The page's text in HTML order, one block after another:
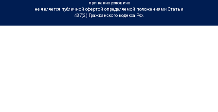
при каких условиях
не является публичной офертой определяемой положениями Статьи
437(2) Гражданского кодекса РФ.